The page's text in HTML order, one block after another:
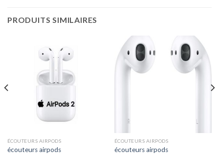
PRODUITS SIMILAIRES
ÉCOUTEURS AIRPODS
écouteurs airpods
ÉCOUTEURS AIRPODS
écouteurs airpods